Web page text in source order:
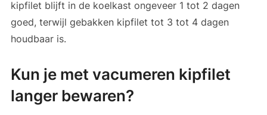
kipfilet blijft in de koelkast ongeveer 1 tot 2 dagen
goed, terwijl gebakken kipfilet tot 3 tot 4 dagen
houdbaar is.
Kun je met vacumeren kipfilet
langer bewaren?